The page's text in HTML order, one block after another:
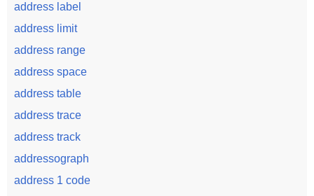
address label
address limit
address range
address space
address table
address trace
address track
addressograph
address 1 code